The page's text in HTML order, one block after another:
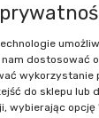
Zakupy
Pomoc
dostosować
wykorzystanie
do sklepu lub
wybierając opcję